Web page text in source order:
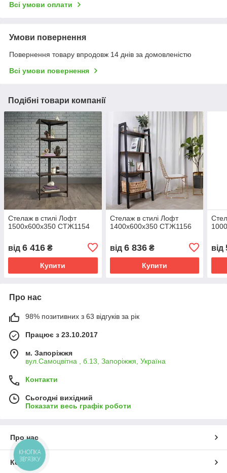
Всі умови оплати
Умови повернення
Повернення товару впродовж 14 днів за домовленістю
Всі умови повернення
Подібні товари компанії
Стелаж в стилі Лофт
1500х600х350 СТЖ1154
від 6 416 ₴
Купити
Стелаж в стилі Лофт
1400х600х350 СТЖ1156
від 6 836₴
Купити
від
Про нас
98% позитивних з 63 відгуків за рік
Працює з 23.10.2017
м. Запоріжжя
вул.Самоцвітна , б.13, Запоріжжя, Україна
Контакти
Сьогодні вихідний
Показати весь графік роботи
Про нас
Контакти
КНОПКА
ЗВ'ЯЗКУ